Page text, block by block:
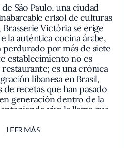
São Paulo, una ciudad
crisol de culturas
Brasserie Victória se erige
la auténtica cocina árabe,
perdurado por más de siete
establecimiento no es
es una crónica
libanesa en Brasil,
de recetas que han pasado
generación dentro de la
viva la llama que
por la guía Michelin con la
LEER MÁS